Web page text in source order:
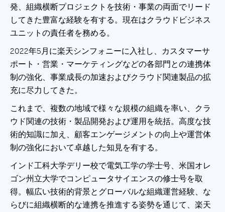
発、組織横断プロジェクトを技術・事業の両面でリード
してきた豊富な経験を有する。現在はクラウドビジネス
ユニットの責任者を務める。
2022年5月に楽天シンフォニーに入社し、カスタマーサ
ポート・営業・マーケティングなどの各部門との連携体
制の強化、事業成長の加速およびクラウド関連製品の拡
充に尽力してきた。
これまで、複数の地域で様々な規模の組織を率い、クラ
ウド関連の技術・製品開発および運用を統括。高度な技
術的知識に加え、顧客エンゲージメントの向上や運営体
制の強化において卓越した知見を有する。
インド工科大学デリー校で電気工学の学士号、米国オレ
ゴン州立大学でコンピュータサイエンスの修士号を取
得。幅広い技術的背景とグローバルな組織運営経験、な
らびに組織横断的な連携を推進する姿勢を通じて、楽天